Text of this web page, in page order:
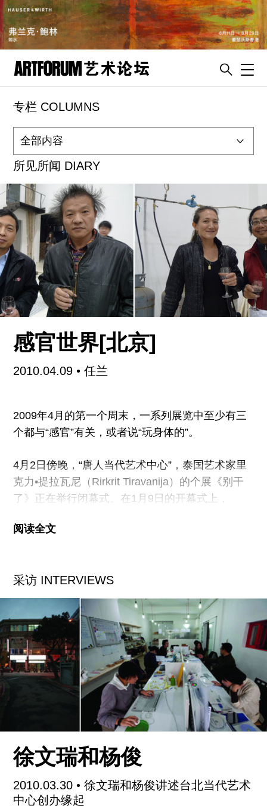
artguide
新闻
杂志
专栏
视频
ENGLISH
ART & EDUCATION
广告
订阅
往期内容
关注我们
专栏 COLUMNS
所见所闻 DIARY
感官世界[北京]
2010.04.09• 任兰
2009年4月的第一个周末，一系列展览中至少有三
个都与“感官”有关，或者说“玩身体的”。
4月2日傍晚，“唐人当代艺术中心”，泰国艺术家里
克力•提拉瓦尼（Rirkrit Tiravanija）的个展《别干
了》正在举行闭幕式。在1月9日的开幕式上，
天的闭幕式上，Rirkrit围着白围裙，在制砖机附近
香料的气味弥漫展厅。
里克力•提拉瓦尼表示：“我不喜欢开幕式。人们
来，作品摆在那儿，结束了。对我来说，那并不是
结束。”他指着砖头上的编号说：“这里一共有
14,086块砖，正好足以建造一间普通的北京‘胡
同’房屋。有朋友建议说，不如他把所有砖都买下
来，然后让我设计，盖一个真正的房屋。我觉得这
是个有意思的建议。”
吴承祖证实说：“他（Rirkrit）讨厌派对。这是工
作。”吴回忆说，在开幕式上，艺术家指挥工人舀豆
腐脑、刻字、烤砖。完了两人去喝酒，Rirkrit告诉
他在意大利的佛罗伦萨，砖窑工人习惯顺便在窑炉
阅读全文
采访 INTERVIEWS
徐文瑞和杨俊
2010.03.30• 徐文瑞和杨俊讲述台北当代艺术
中心创办缘起